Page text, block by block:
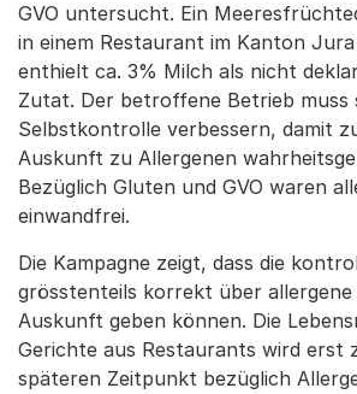
GVO untersucht. Ein
in einem Restaurant im Kanton
enthielt ca. 3% Milch als nicht
Zutat. Der betroffene Betrieb muss
Selbstkontrolle verbessern, damit
Auskunft zu Allergenen
Bezüglich Gluten und GVO waren
einwandfrei.
Die Kampagne zeigt, dass die
grösstenteils korrekt über
Auskunft geben können. Die
Gerichte aus Restaurants wird erst
späteren Zeitpunkt bezüglich